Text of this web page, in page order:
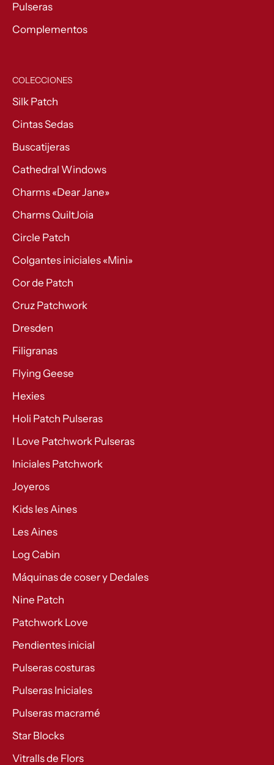
Pulseras
Complementos
COLECCIONES
Silk Patch
Cintas Sedas
Buscatijeras
Cathedral Windows
Charms «Dear Jane»
Charms QuiltJoia
Circle Patch
Colgantes iniciales «Mini»
Cor de Patch
Cruz Patchwork
Dresden
Filigranas
Flying Geese
Hexies
Holi Patch Pulseras
I Love Patchwork Pulseras
Iniciales Patchwork
Joyeros
Kids les Aines
Les Aines
Log Cabin
Máquinas de coser y Dedales
Nine Patch
Patchwork Love
Pendientes inicial
Pulseras costuras
Pulseras Iniciales
Pulseras macramé
Star Blocks
Vitralls de Flors